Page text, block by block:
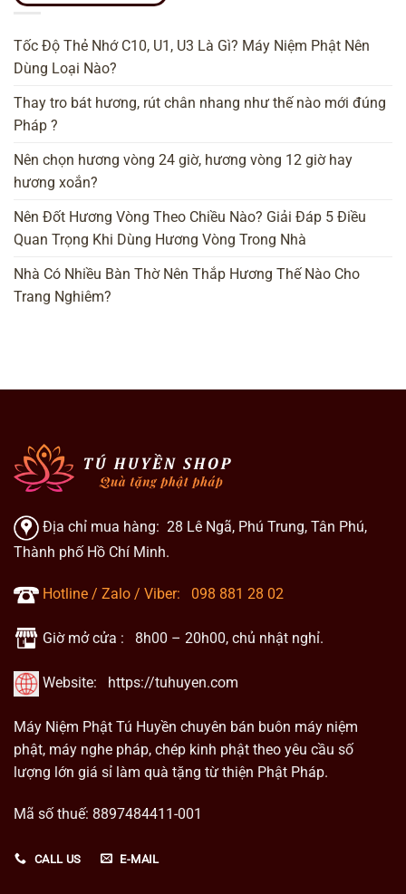
Tốc Độ Thẻ Nhớ C10, U1, U3 Là Gì? Máy Niệm Phật Nên
Dùng Loại Nào?
Thay tro bát hương, rút chân nhang như thế nào mới đúng
Pháp ?
Nên chọn hương vòng 24 giờ, hương vòng 12 giờ hay
hương xoắn?
Nên Đốt Hương Vòng Theo Chiều Nào? Giải Đáp 5 Điều
Quan Trọng Khi Dùng Hương Vòng Trong Nhà
Nhà Có Nhiều Bàn Thờ Nên Thắp Hương Thế Nào Cho
Trang Nghiêm?
Địa chỉ mua hàng: 28 Lê Ngã, Phú Trung, Tân Phú,
Thành phố Hồ Chí Minh.
Hotline / Zalo / Viber: 098 881 28 02
Giờ mở cửa : 8h00 – 20h00, chủ nhật nghỉ.
Website: https://tuhuyen.com
Máy Niệm Phật Tú Huyền chuyên bán buôn máy niệm
phật, máy nghe pháp, chép kinh phật theo yêu cầu số
lượng lớn giá sỉ làm quà tặng từ thiện Phật Pháp.
Mã số thuế: 8897484411-001
CALL US E-MAIL